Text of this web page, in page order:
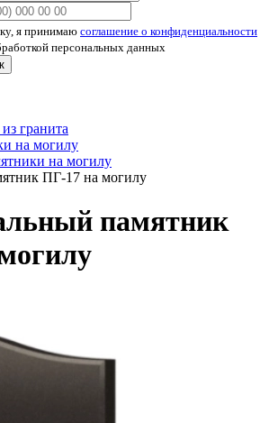
я принимаю соглашение о конфиденциальности
персональных данных
гранита
на могилу
на могилу
ПГ-17 на могилу
памятник